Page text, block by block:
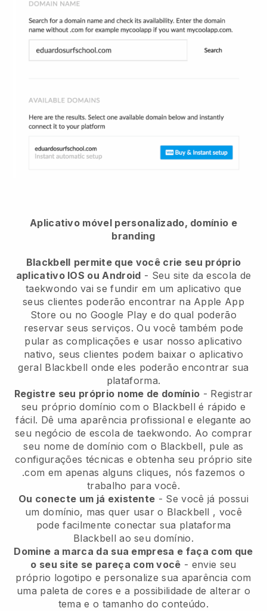
Aplicativo móvel personalizado, domínio e
branding
Blackbell permite que você crie seu próprio
aplicativo IOS ou Android - Seu site da escola de
taekwondo vai se fundir em um aplicativo que
seus clientes poderão encontrar na Apple App
Store ou no Google Play e do qual poderão
reservar seus serviços. Ou você também pode
pular as complicações e usar nosso aplicativo
nativo, seus clientes podem baixar o aplicativo
geral Blackbell onde eles poderão encontrar sua
plataforma.
Registre seu próprio nome de domínio - Registrar
seu próprio domínio com o Blackbell é rápido e
fácil. Dê uma aparência profissional e elegante ao
seu negócio de escola de taekwondo. Ao comprar
seu nome de domínio com o Blackbell, pule as
configurações técnicas e obtenha seu próprio site
.com em apenas alguns cliques, nós fazemos o
trabalho para você.
Ou conecte um já existente - Se você já possui
um domínio, mas quer usar o Blackbell , você
pode facilmente conectar sua plataforma
Blackbell ao seu domínio.
Domine a marca da sua empresa e faça com que
o seu site se pareça com você - envie seu
próprio logotipo e personalize sua aparência com
uma paleta de cores e a possibilidade de alterar o
tema e o tamanho do conteúdo.